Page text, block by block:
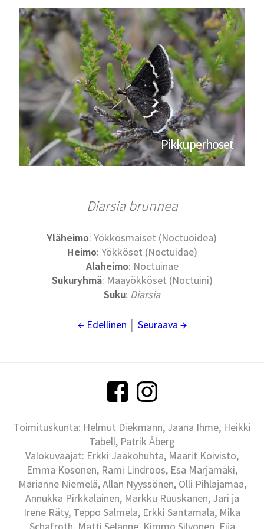
Pikkuperhoset
Diarsia brunnea
Yläheimo: Yökkösmaiset (Noctuoidea)
Heimo: Yökköset (Noctuidae)
Alaheimo: Noctuinae
Sukuryhmä: Maayökköset (Noctuini)
Suku: Diarsia
← Edellinen Seuraava →
Toimituskunta: Helmut Diekmann, Jaana Ihme, Heikki
Tabell, Patrik Åberg
Valokuvaajat: Erkki Jaakohuhta, Maarit Koivisto,
Emma Kosonen, Rami Lindroos, Esa Marjamäki,
Marianne Niemelä, Allan Nyyssönen, Olli Pihlajamaa,
Annukka Pirkkalainen, Markku Ruuskanen, Jari ja
Irene Räty, Teppo Salmela, Erkki Santamala, Mika